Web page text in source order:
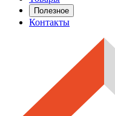
Полезное
Контакты